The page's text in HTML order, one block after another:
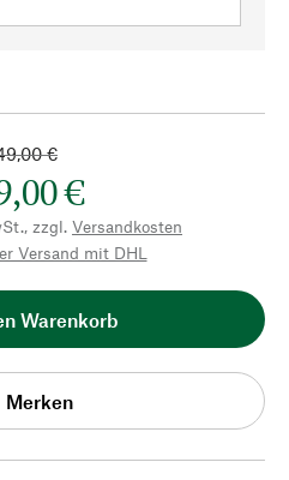
€
€
zzgl. Versandkosten
Versand mit DHL
Warenkorb
Merken